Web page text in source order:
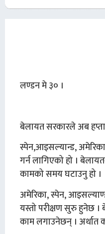
लण्डन मे ३० ।
बेलायत सरकारले अब
स्पेन,आइसल्यान्ड,
गर्न लागिएको हो ।
कामको समय घटाउनु हो ।
अमेरिका, स्पेन,
यस्तो परीक्षण सुरु हुनेछ ।
काम लगाउनेछन् । अर्थात